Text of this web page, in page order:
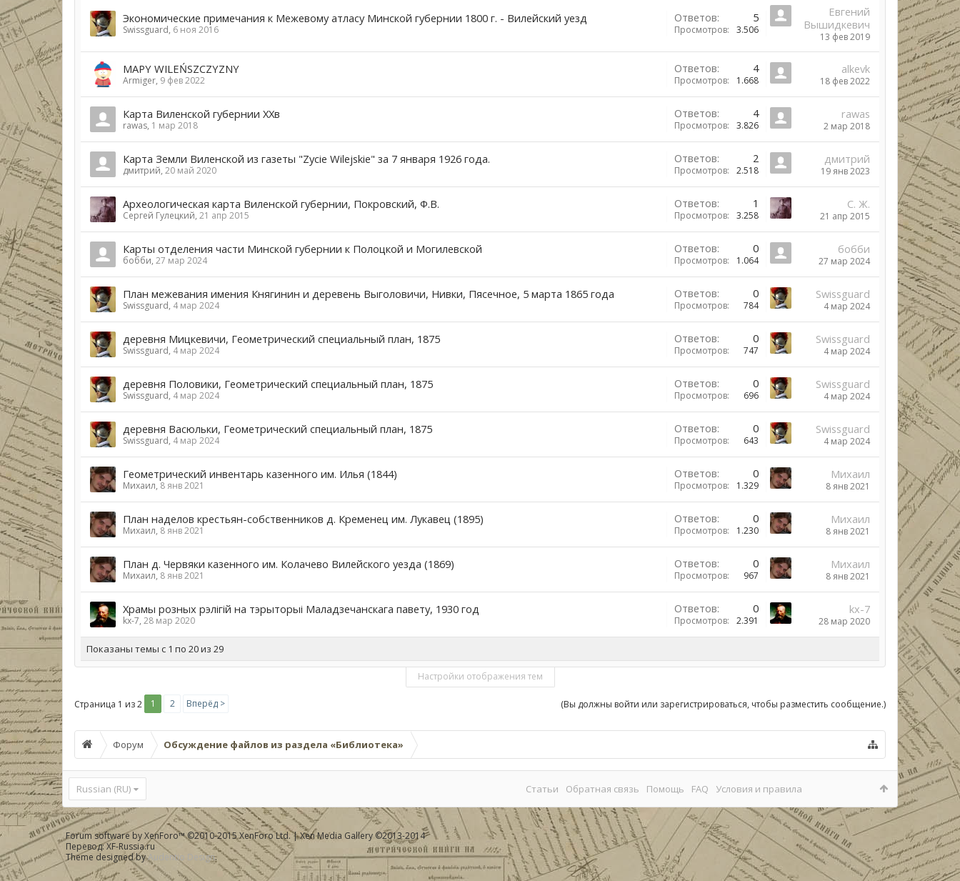
Экономические примечания к Межевому атласу Минской губернии 1800 г. - Вилейский уезд
Swissguard, 6 ноя 2016
Ответов: 5
Просмотров: 3.506
Евгений
Вышидкевич
13 фев 2019
MAPY WILEŃSZCZYZNY
Armiger, 9 фев 2022
Ответов: 4
Просмотров: 1.668
alkevk
18 фев 2022
Карта Виленской губернии ХХв
rawas, 1 мар 2018
Ответов: 4
Просмотров: 3.826
rawas
2 мар 2018
Карта Земли Виленской из газеты "Zycie Wilejskie" за 7 января 1926 года.
дмитрий, 20 май 2020
Ответов: 2
Просмотров: 2.518
дмитрий
19 янв 2023
Археологическая карта Виленской губернии, Покровский, Ф.В.
Сергей Гулецкий, 21 апр 2015
Ответов: 1
Просмотров: 3.258
С. Ж.
21 апр 2015
Карты отделения части Минской губернии к Полоцкой и Могилевской
бобби, 27 мар 2024
Ответов: 0
Просмотров: 1.064
бобби
27 мар 2024
План межевания имения Княгинин и деревень Выголовичи, Нивки, Пясечное, 5 марта 1865 года
Swissguard, 4 мар 2024
Ответов: 0
Просмотров: 784
Swissguard
4 мар 2024
деревня Мицкевичи, Геометрический специальный план, 1875
Swissguard, 4 мар 2024
Ответов: 0
Просмотров: 747
Swissguard
4 мар 2024
деревня Половики, Геометрический специальный план, 1875
Swissguard, 4 мар 2024
Ответов: 0
Просмотров: 696
Swissguard
4 мар 2024
деревня Васюльки, Геометрический специальный план, 1875
Swissguard, 4 мар 2024
Ответов: 0
Просмотров: 643
Swissguard
4 мар 2024
Геометрический инвентарь казенного им. Илья (1844)
Михаил, 8 янв 2021
Ответов: 0
Просмотров: 1.329
Михаил
8 янв 2021
План наделов крестьян-собственников д. Кременец им. Лукавец (1895)
Михаил, 8 янв 2021
Ответов: 0
Просмотров: 1.230
Михаил
8 янв 2021
План д. Червяки казенного им. Колачево Вилейского уезда (1869)
Михаил, 8 янв 2021
Ответов: 0
Просмотров: 967
Михаил
8 янв 2021
Храмы розных рэлігій на тэрыторыі Маладзечанскага павету, 1930 год
kx-7, 28 мар 2020
Ответов: 0
Просмотров: 2.391
kx-7
28 мар 2020
Показаны темы с 1 по 20 из 29
Настройки отображения тем
(Вы должны войти или зарегистрироваться, чтобы разместить сообщение.)
Страница 1 из 2 1 2 Вперёд >
Форум Обсуждение файлов из раздела «Библиотека»
Russian (RU) Статьи Обратная связь Помощь FAQ Условия и правила
Forum software by XenForo™©2010-2015 XenForo Ltd.|Xen Media Gallery ©2013-2014
Перевод:XF-Russia.ru
Theme designed byAudentio Design.